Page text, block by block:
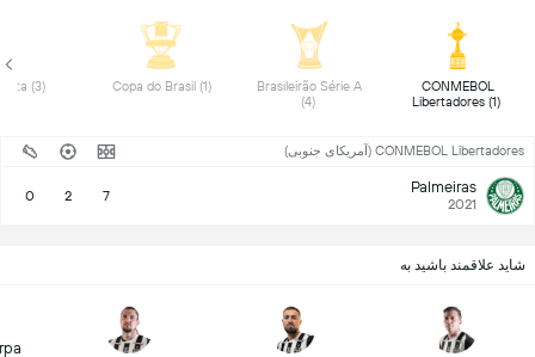
CONMEBOL
Libertadores (1)
Brasileirão Série A
(4)
Copa do Brasil (1)
Paulista (3)
CONMEBOL Libertadores (آمریکای جنوبی)
Palmeiras
2021
7
2
0
شاید علاقمند باشید به